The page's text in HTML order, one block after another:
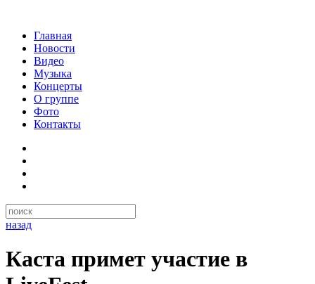
Главная
Новости
Видео
Музыка
Концерты
О группе
Фото
Контакты
назад
Каста примет участие в